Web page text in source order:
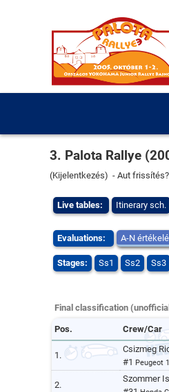
3. Palota Rallye
(Kijelentkezés) - Aut frissítés?
Live tables: Itinerary sch.
Evaluations: A-N
Stages: Ss1 Ss2 Ss3
Final classification
Pos. Crew/Car
1.
Csizmeg
#1 Peugeot
2.
Szommer